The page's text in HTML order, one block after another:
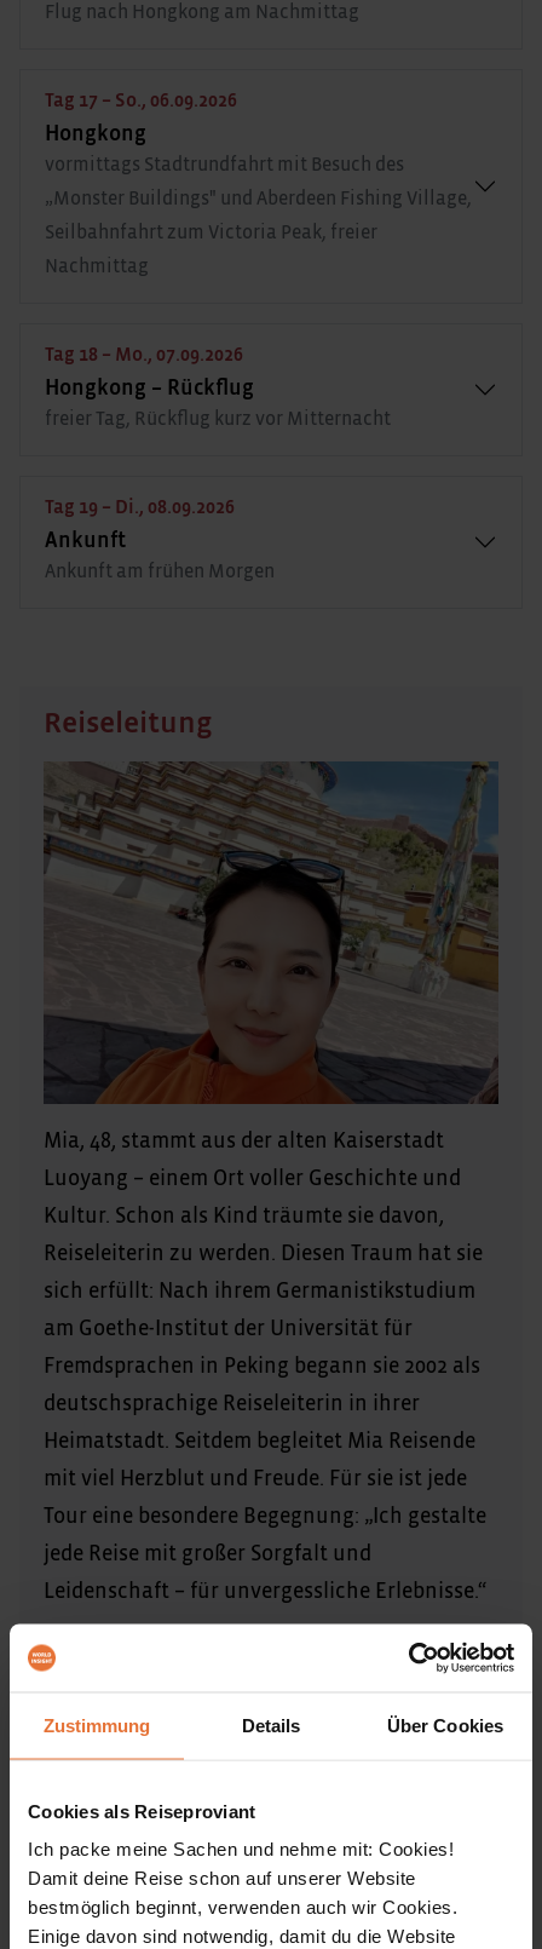
Zustimmung Details Über Cookies
Cookies als Reiseproviant
Ich packe meine Sachen und nehme mit: Cookies!
Damit deine Reise schon auf unserer Website
bestmöglich beginnt, verwenden auch wir Cookies.
Einige davon sind notwendig, damit du die Website
Flug nach Hongkong am Nachmittag
Tag 17 – So., 06.09.2026
Hongkong
vormittags Stadtrundfahrt mit Besuch des
„Monster Buildings" und Aberdeen Fishing Village,
Seilbahnfahrt zum Victoria Peak, freier
Nachmittag
Tag 18 – Mo., 07.09.2026
Hongkong – Rückflug
freier Tag, Rückflug kurz vor Mitternacht
Tag 19 – Di., 08.09.2026
Ankunft
Ankunft am frühen Morgen
Reiseleitung
Mia, 48, stammt aus der alten Kaiserstadt
Luoyang – einem Ort voller Geschichte und
Kultur. Schon als Kind träumte sie davon,
Reiseleiterin zu werden. Diesen Traum hat sie
sich erfüllt: Nach ihrem Germanistikstudium
am Goethe-Institut der Universität für
Fremdsprachen in Peking begann sie 2002 als
deutschsprachige Reiseleiterin in ihrer
Heimatstadt. Seitdem begleitet Mia Reisende
mit viel Herzblut und Freude. Für sie ist jede
Tour eine besondere Begegnung: „Ich gestalte
jede Reise mit großer Sorgfalt und
Leidenschaft – für unvergessliche Erlebnisse.“
Mia Xiang ist eine unserer WORLD INSIGHT-
ebenso kompetente Reiseleitung an deiner Seite.
Reiseinfos ALLE ÖFFNEN